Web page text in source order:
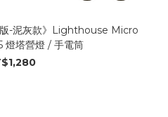
版-泥灰款》Lighthouse Micro
燈塔營燈 / 手電筒